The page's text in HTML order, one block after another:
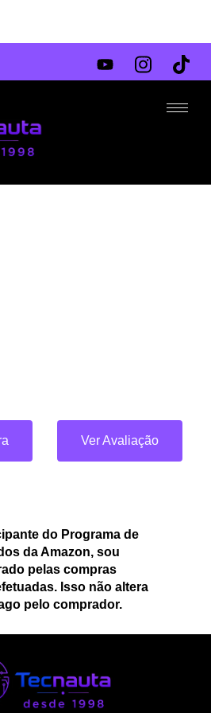
Ver Avaliação
do Programa de
da Amazon, sou
pelas compras
Isso não altera
pelo comprador.